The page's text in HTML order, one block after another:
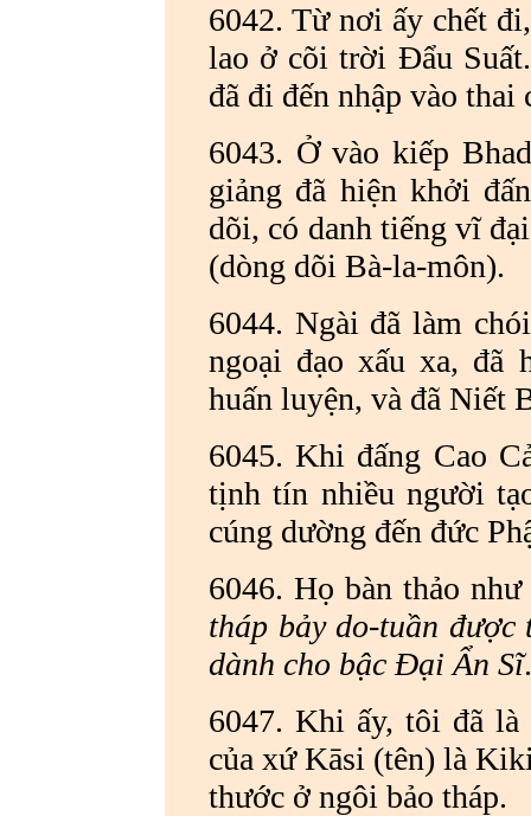
6042. Từ nơi ấy chết
lao ở cõi trời Đẩu
đã đi đến nhập vào
6043. Ở vào kiếp
giảng đã hiện khởi
dõi, có danh tiếng vĩ
(dòng dõi Bà-la-môn).
6044. Ngài đã làm
ngoại đạo xấu xa, đã
huấn luyện, và đã Niết
6045. Khi đấng Cao
tịnh tín nhiều người
cúng dường đến đức
6046. Họ bàn thảo
tháp bảy do-tuần
dành cho bậc Đại Ẩn Sĩ
6047. Khi ấy, tôi đã
của xứ Kāsi (tên) là
thước ở ngôi bảo tháp.